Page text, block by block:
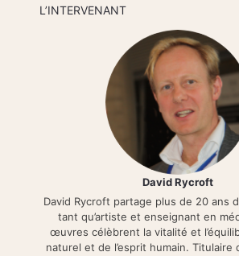
L’INTERVENANT
David Rycroft
David Rycroft partage plus de 20 ans
tant qu’artiste et enseignant en
œuvres célèbrent la vitalité et
naturel et de l’esprit humain. Titulaire